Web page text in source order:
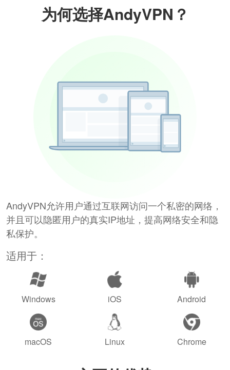
为何选择AndyVPN？
AndyVPN允许用户通过互联网访问一个私密的网络，
并且可以隐匿用户的真实IP地址，提高网络安全和隐
私保护。
适用于：
Windows iOS Android
macOS Linux Chrome